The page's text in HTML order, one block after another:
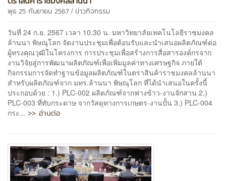
พุธ 25 กันยายน 2567 / ข่าวกิจกรรม
วันที่ 24 ก.ย. 2567 เวลา 10.30 น. มหาวิทยาลัยเทคโนโลยีราชมงคล
ล้านนา พิษณุโลก จัดงานประชุมเพื่อต้อนรับและนำเสนอผลิตภัณฑ์ต่อ
ผู้ทรงคุณวุฒิในโครงการ การประชุมเพื่อสร้างการสื่อสารองค์กรจาก
งานวิจัยสู่การพัฒนาผลิตภัณฑ์เพื่อเพิ่มมูลค่าทางเศรษฐกิจ ภายใต้
กิจกรรมการจัดทำฐานข้อมูลผลิตภัณฑ์ในตราสินค้าราชมงคลล้านนา
สำหรับผลิตภัณฑ์จาก มทร.ล้านนา พิษณุโลก ที่ได้นำเสนอในครั้งนี้
ประกอบด้วย : 1.) PLC-002 ผลิตภัณฑ์จากฟางข้าว-งานจักสาน 2.)
PLC-003 ที่ทับกระดาษ จากวัสดุทางการเกษตร-งานปั้น 3.) PLC-004
กระ... >> อ่านต่อ